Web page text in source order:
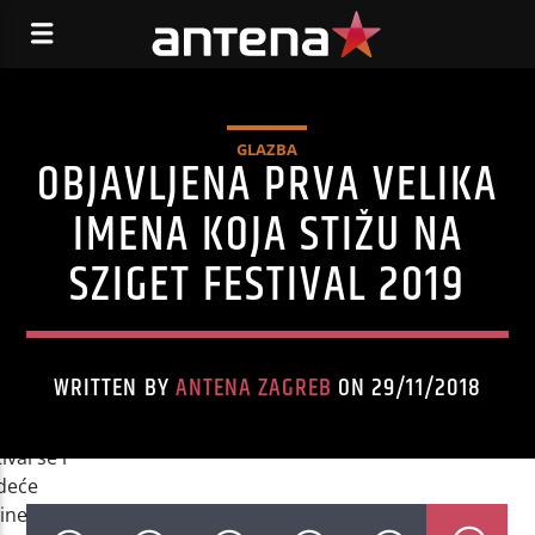
GLAZBA
OBJAVLJENA PRVA VELIKA
IMENA KOJA STIŽU NA
SZIGET FESTIVAL 2019
WRITTEN BYANTENA ZAGREB ON 29/11/2018
se i